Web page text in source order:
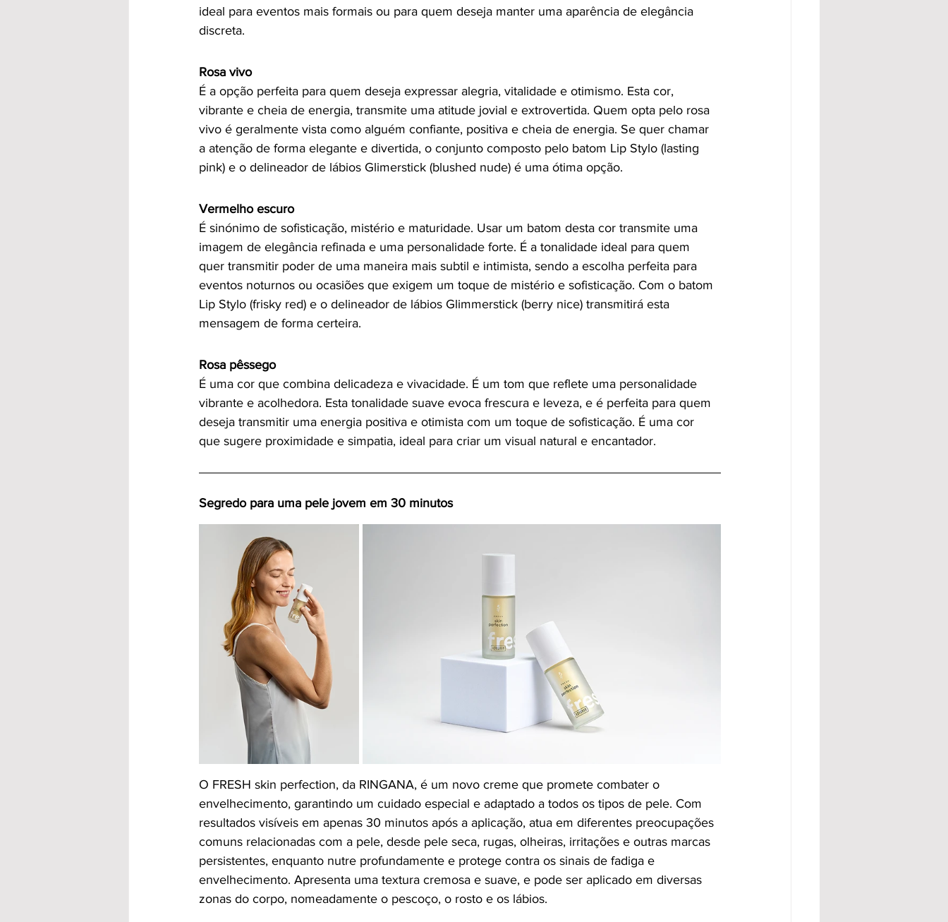
ideal para eventos mais formais ou para quem deseja manter uma aparência de elegância
discreta.
Rosa vivo
É a opção perfeita para quem deseja expressar alegria, vitalidade e otimismo. Esta cor,
vibrante e cheia de energia, transmite uma atitude jovial e extrovertida. Quem opta pelo rosa
vivo é geralmente vista como alguém confiante, positiva e cheia de energia. Se quer chamar
a atenção de forma elegante e divertida, o conjunto composto pelo batom Lip Stylo (lasting
pink) e o delineador de lábios Glimerstick (blushed nude) é uma ótima opção.
Vermelho escuro
É sinónimo de sofisticação, mistério e maturidade. Usar um batom desta cor transmite uma
imagem de elegância refinada e uma personalidade forte. É a tonalidade ideal para quem
quer transmitir poder de uma maneira mais subtil e intimista, sendo a escolha perfeita para
eventos noturnos ou ocasiões que exigem um toque de mistério e sofisticação. Com o batom
Lip Stylo (frisky red) e o delineador de lábios Glimmerstick (berry nice) transmitirá esta
mensagem de forma certeira.
Rosa pêssego
É uma cor que combina delicadeza e vivacidade. É um tom que reflete uma personalidade
vibrante e acolhedora. Esta tonalidade suave evoca frescura e leveza, e é perfeita para quem
deseja transmitir uma energia positiva e otimista com um toque de sofisticação. É uma cor
que sugere proximidade e simpatia, ideal para criar um visual natural e encantador.
Segredo para uma pele jovem em 30 minutos
O FRESH skin perfection, da RINGANA, é um novo creme que promete combater o
envelhecimento, garantindo um cuidado especial e adaptado a todos os tipos de pele. Com
resultados visíveis em apenas 30 minutos após a aplicação, atua em diferentes preocupações
comuns relacionadas com a pele, desde pele seca, rugas, olheiras, irritações e outras marcas
persistentes, enquanto nutre profundamente e protege contra os sinais de fadiga e
envelhecimento. Apresenta uma textura cremosa e suave, e pode ser aplicado em diversas
zonas do corpo, nomeadamente o pescoço, o rosto e os lábios.